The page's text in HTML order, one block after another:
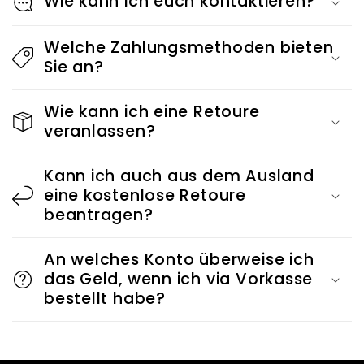
l
p
b
a
e
n
h
Welche Zahlungsmethoden bieten
Sie an?
Wie kann ich eine Retoure
veranlassen?
Kann ich auch aus dem Ausland
eine kostenlose Retoure
beantragen?
An welches Konto überweise ich
das Geld, wenn ich via Vorkasse
bestellt habe?